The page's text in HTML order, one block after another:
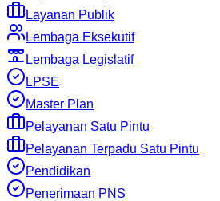
Layanan Publik
Lembaga Eksekutif
Lembaga Legislatif
LPSE
Master Plan
Pelayanan Satu Pintu
Pelayanan Terpadu Satu Pintu
Pendidikan
Penerimaan PNS